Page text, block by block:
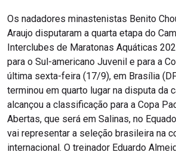
Os nadadores minastenistas Benito
Araujo disputaram a quarta etapa do
Interclubes de Maratonas Aquáticas
para o Sul-americano Juvenil e para a
última sexta-feira (17/9), em Brasília
terminou em quarto lugar na disputa da
alcançou a classificação para a Copa
Abertas, que será em Salinas, no
vai representar a seleção brasileira na
internacional. O treinador Eduardo